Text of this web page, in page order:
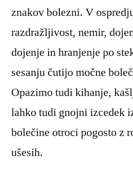
znakov bolezni. V
razdražljivost, nemir,
dojenje in hranjenje po
sesanju čutijo močne
Opazimo tudi kihanje,
lahko tudi gnojni izcedek
bolečine otroci pogosto z
ušesih.